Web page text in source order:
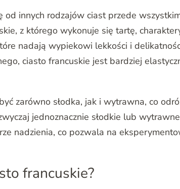
od innych rodzajów ciast przede
z którego wykonuje się tartę,
nadają wypiekowi lekkości i
ciasto francuskie jest bardziej
zarówno słodka, jak i wytrawna, co
jednoznacznie słodkie lub
nadzienia, co pozwala na
francuskie?